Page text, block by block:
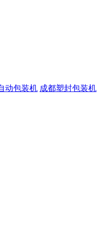
动包装机 成都塑封包装机